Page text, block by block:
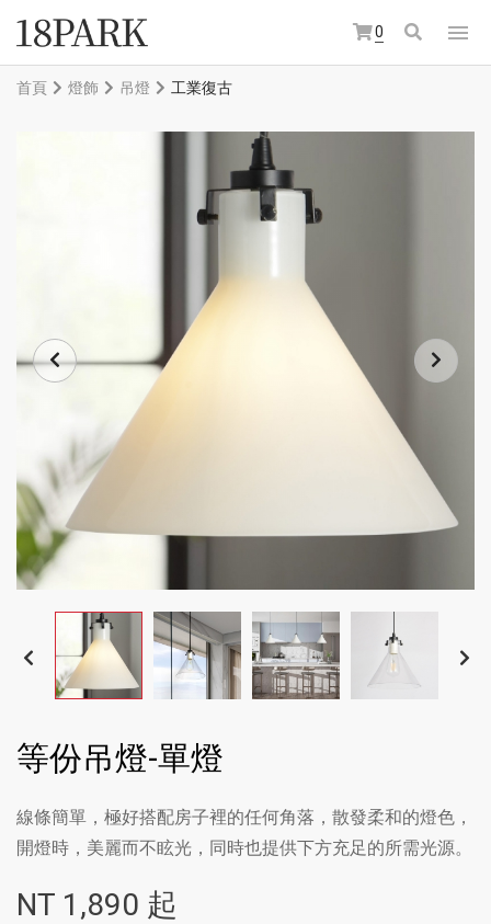
0
首頁 燈飾 吊燈 工業復古
等份吊燈-單燈
線條簡單，極好搭配房子裡的任何角落，散發柔和的燈色，
開燈時，美麗而不眩光，同時也提供下方充足的所需光源。
NT 1,890 起